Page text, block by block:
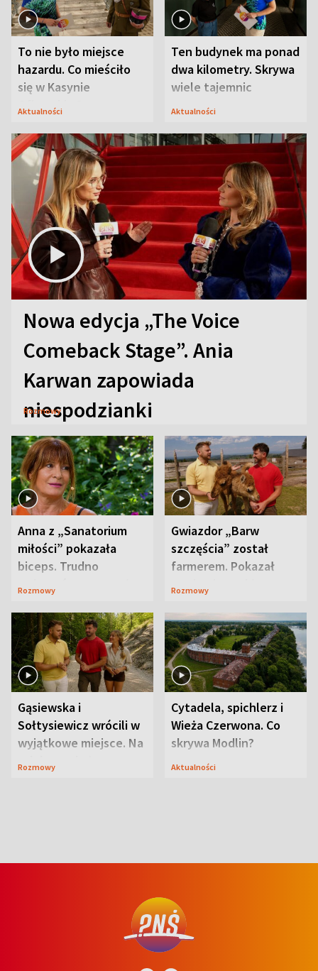
To nie było miejsce
hazardu. Co mieściło
się w Kasynie
Oficerskim?
Aktualności
Ten budynek ma ponad
dwa kilometry. Skrywa
wiele tajemnic
Aktualności
Nowa edycja „The Voice
Comeback Stage”. Ania
Karwan zapowiada
niespodzianki
Rozmowy
Anna z „Sanatorium
miłości” pokazała
biceps. Trudno
uwierzyć, co przeszła
Rozmowy
Gwiazdor „Barw
szczęścia” został
farmerem. Pokazał
swoje niezwykłe
Rozmowy
Gąsiewska i
Sołtysiewicz wrócili w
wyjątkowe miejsce. Na
szlaku czekał
Rozmowy
Cytadela, spichlerz i
Wieża Czerwona. Co
skrywa Modlin?
Aktualności